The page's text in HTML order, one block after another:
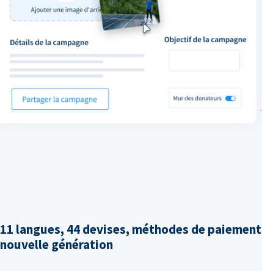
11 langues, 44 devises, méthodes de paiement
nouvelle génération